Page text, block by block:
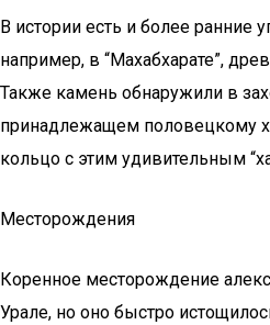
В истории есть и более ранние
например, в “Махабхарате”,
Также камень обнаружили в
принадлежащем половецкому
кольцо с этим удивительным
Месторождения
Коренное месторождение
Урале, но оно быстро